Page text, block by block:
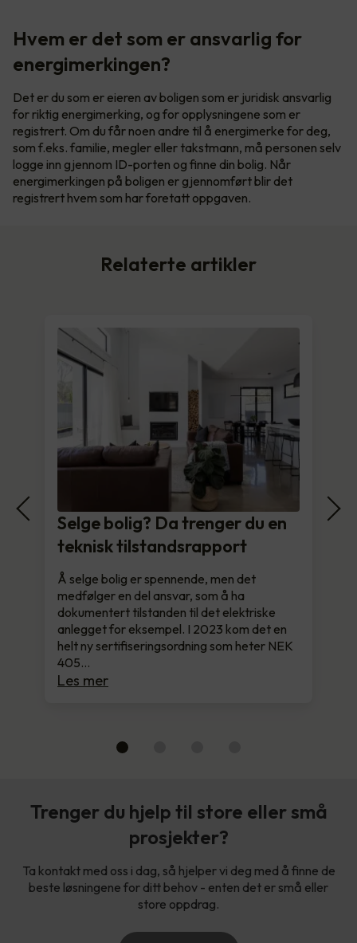
Hvem er det som er ansvarlig for
energimerkingen?
Det er du som er eieren av boligen som er juridisk ansvarlig
for riktig energimerking, og for opplysningene som er
registrert. Om du får noen andre til å energimerke for deg,
som f.eks. familie, megler eller takstmann, må personen selv
logge inn gjennom ID-porten og finne din bolig. Når
energimerkingen på boligen er gjennomført blir det
registrert hvem som har foretatt oppgaven.
Relaterte artikler
Selge bolig? Da trenger du en
teknisk tilstandsrapport
Å selge bolig er spennende, men det
medfølger en del ansvar, som å ha
dokumentert tilstanden til det elektriske
anlegget for eksempel. I 2023 kom det en
helt ny sertifiseringsordning som heter NEK
405…
Les mer
Trenger du hjelp til store eller små
prosjekter?
Ta kontakt med oss i dag, så hjelper vi deg med å finne de
beste løsningene for ditt behov - enten det er små eller
store oppdrag.